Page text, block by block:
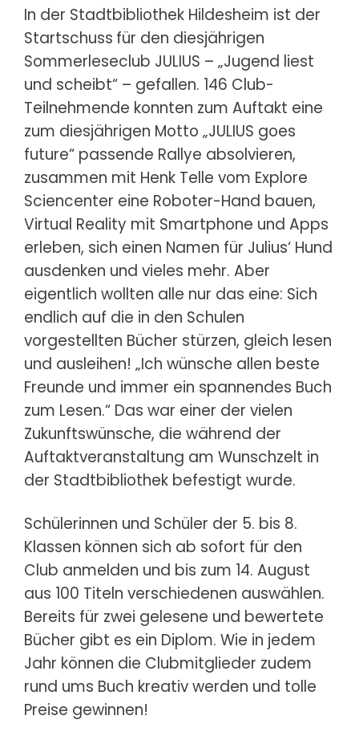
In der Stadtbibliothek Hildesheim ist der
Startschuss für den diesjährigen
Sommerleseclub JULIUS – „Jugend liest
und scheibt“ – gefallen. 146 Club-
Teilnehmende konnten zum Auftakt eine
zum diesjährigen Motto „JULIUS goes
future“ passende Rallye absolvieren,
zusammen mit Henk Telle vom Explore
Sciencenter eine Roboter-Hand bauen,
Virtual Reality mit Smartphone und Apps
erleben, sich einen Namen für Julius‘ Hund
ausdenken und vieles mehr. Aber
eigentlich wollten alle nur das eine: Sich
endlich auf die in den Schulen
vorgestellten Bücher stürzen, gleich lesen
und ausleihen! „Ich wünsche allen beste
Freunde und immer ein spannendes Buch
zum Lesen.“ Das war einer der vielen
Zukunftswünsche, die während der
Auftaktveranstaltung am Wunschzelt in
der Stadtbibliothek befestigt wurde.
Schülerinnen und Schüler der 5. bis 8.
Klassen können sich ab sofort für den
Club anmelden und bis zum 14. August
aus 100 Titeln verschiedenen auswählen.
Bereits für zwei gelesene und bewertete
Bücher gibt es ein Diplom. Wie in jedem
Jahr können die Clubmitglieder zudem
rund ums Buch kreativ werden und tolle
Preise gewinnen!